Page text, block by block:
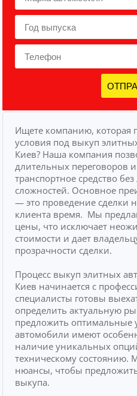
Ищете компанию, которая
условия под выкуп
Киев? Наша компания
длительных переговоров
транспортное средство
сложностей. Основное
— это проведение сделки
клиента время. Мы
цены, что исключает
стоимости и дает
прозрачности сделки.
Процесс выкуп элитных
Киев начинается с
специалисты готовы
определить актуальную
предложить оптимальные
автомобили имеют
наличие уникальных
техническому состоянию.
нюансы, чтобы
выкупа.